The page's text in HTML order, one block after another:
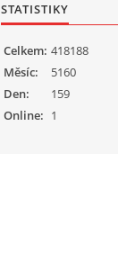
STATISTIKY
Online: 1
Celkem: 418188
Měsíc:
5160
Den:
159